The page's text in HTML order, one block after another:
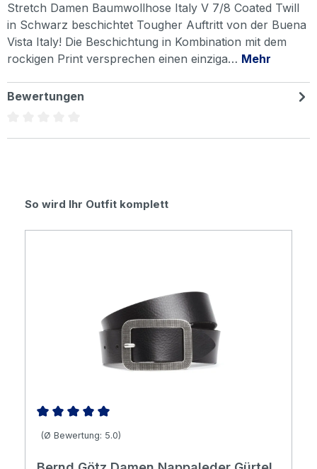
Stretch Damen Baumwollhose Italy V 7/8 Coated Twill
in Schwarz beschichtet Tougher Auftritt von der Buena
Vista Italy! Die Beschichtung in Kombination mit dem
rockigen Print versprechen einen einziga… Mehr
Bewertungen
Produktgalerie überspringen
So wird Ihr Outfit komplett
Durchschnittliche Bewertung von 5 von 5 Sternen
(Ø Bewertung: 5.0)